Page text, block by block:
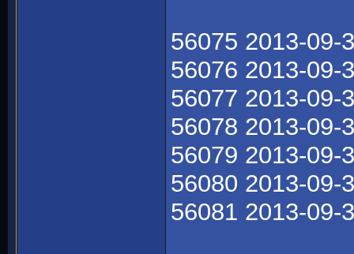
56075 2013-09-
56076 2013-09-
56077 2013-09-
56078 2013-09-
56079 2013-09-
56080 2013-09-
56081 2013-09-